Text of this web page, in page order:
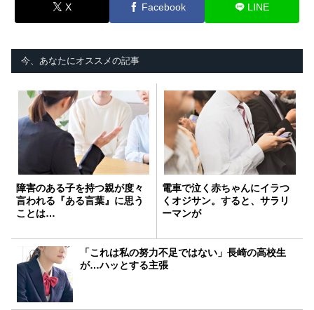
X Facebook LINE
今、あなたにオススメの記事
障害のある子を持つ親が度々
言われる『ある言葉』に思う
ことは…
電車で泣く赤ちゃんにイラつ
くオジサン。すると、サラリ
ーマンが
「これは私の努力不足ではない」長崎の高校生
が…ハッとする主張